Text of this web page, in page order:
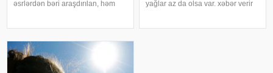
əsrlərdən bəri araşdırılan, həm
rəngarəng yuxular bəzən də
cinsəlikl
yağlar az da olsa var. xəbər verir